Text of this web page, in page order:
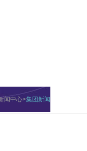
闻中心>集团新闻